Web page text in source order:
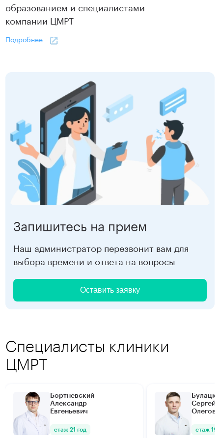
образованием и специалистами
компании ЦМРТ
Подробнее
Запишитесь на прием
Наш администратор перезвонит вам для
выбора времени и ответа на вопросы
Оставить заявку
Специалисты клиники
ЦМРТ
Бортневский
Александр
Евгеньевич
стаж 21 год
Сергей
стаж 19